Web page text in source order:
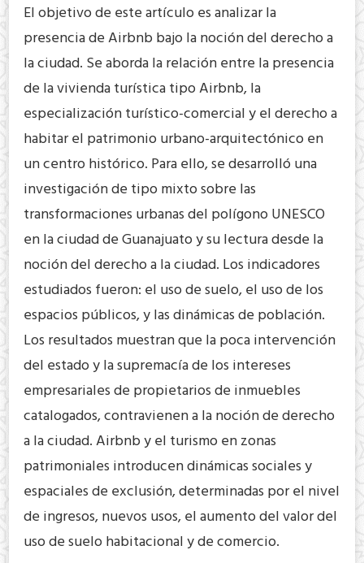
El objetivo de este artículo es analizar la
presencia de Airbnb bajo la noción del derecho a
la ciudad. Se aborda la relación entre la presencia
de la vivienda turística tipo Airbnb, la
especialización turístico-comercial y el derecho a
habitar el patrimonio urbano-arquitectónico en
un centro histórico. Para ello, se desarrolló una
investigación de tipo mixto sobre las
transformaciones urbanas del polígono UNESCO
en la ciudad de Guanajuato y su lectura desde la
noción del derecho a la ciudad. Los indicadores
estudiados fueron: el uso de suelo, el uso de los
espacios públicos, y las dinámicas de población.
Los resultados muestran que la poca intervención
del estado y la supremacía de los intereses
empresariales de propietarios de inmuebles
catalogados, contravienen a la noción de derecho
a la ciudad. Airbnb y el turismo en zonas
patrimoniales introducen dinámicas sociales y
espaciales de exclusión, determinadas por el nivel
de ingresos, nuevos usos, el aumento del valor del
uso de suelo habitacional y de comercio.